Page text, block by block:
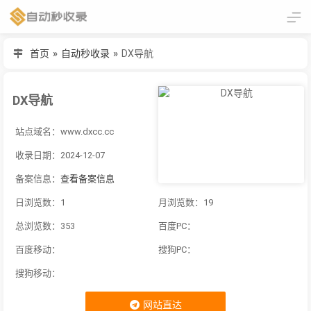
首页 » 自动秒收录 » DX导航
DX导航
站点域名：www.dxcc.cc
收录日期：2024-12-07
备案信息： 查看备案信息
日浏览数：1 月浏览数：19
总浏览数：353 百度PC：
百度移动： 搜狗PC：
搜狗移动：
网站直达